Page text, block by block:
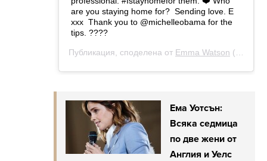
Ема Уотсън:
Всяка седмица
по две жени от
Англия и Уелс